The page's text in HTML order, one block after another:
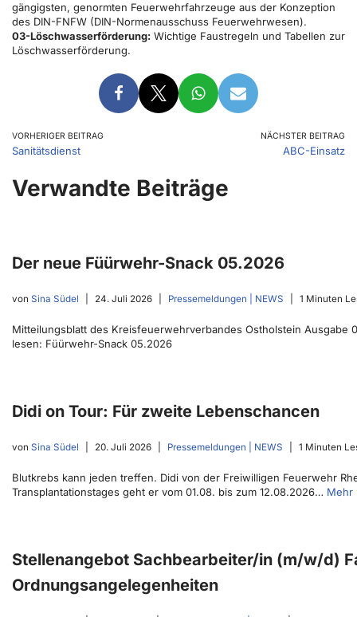
gängigsten, genormten Feuerwehrfahrzeuge aus der Konzeption
des DIN-FNFW (DIN-Normenausschuss Feuerwehrwesen).
03-Löschwasserförderung: Wichtige Faustregeln und Tabellen zur
Löschwasserförderung.
VORHERIGER BEITRAG
Sanitätsdienst
NÄCHSTER BEITRAG
ABC-Einsatz
Verwandte Beiträge
Der neue Füürwehr-Snack 05.2026
von Sina Südel 24. Juli 2026 Pressemeldungen | NEWS 1 Minuten
Mitteilungsblatt des Kreisfeuerwehrverbandes Ostholstein
lesen: Füürwehr-Snack 05.2026
Didi on Tour: Für zweite Lebenschancen
von Sina Südel 20. Juli 2026 Pressemeldungen | NEWS 1 Minuten
Blutkrebs kann jeden treffen. Didi von der Freiwilligen Feuerwehr
Transplantationstages geht er vom 01.08. bis zum 12.08.2026… Mehr
Stellenangebot Sachbearbeiter/in (m/w/d)
Ordnungsangelegenheiten